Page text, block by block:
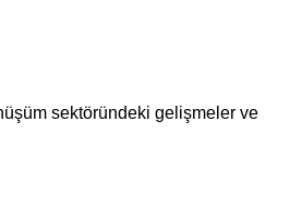
sektöründeki gelişmeler ve